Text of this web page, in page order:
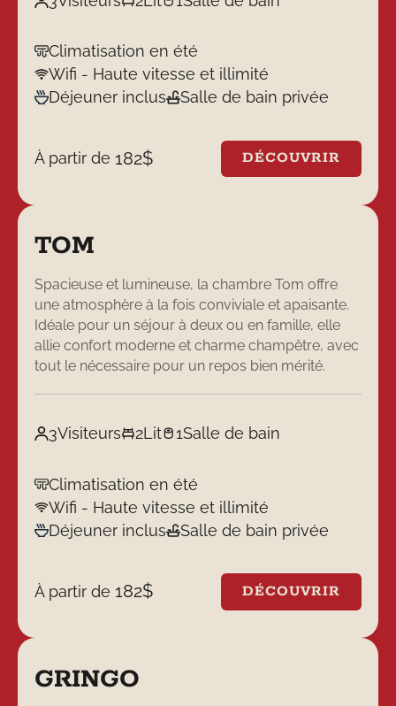
Climatisation en été
Wifi - Haute vitesse et illimité
Déjeuner inclus
Salle de bain privée
À partir de 182$ DÉCOUVRIR
TOM
Spacieuse et lumineuse, la chambre Tom offre
une atmosphère à la fois conviviale et apaisante.
Idéale pour un séjour à deux ou en famille, elle
allie confort moderne et charme champêtre, avec
tout le nécessaire pour un repos bien mérité.
3Visiteurs 2Lit 1Salle de bain
Climatisation en été
Wifi - Haute vitesse et illimité
Déjeuner inclus
Salle de bain privée
À partir de 182$ DÉCOUVRIR
GRINGO